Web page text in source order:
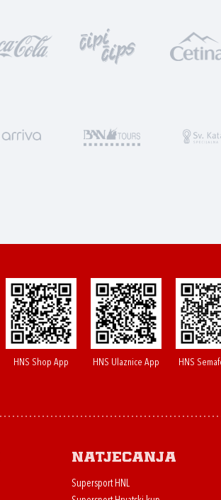
HNS Shop App HNS Ulaznice App HNS
Natjecanja
Supersport HNL